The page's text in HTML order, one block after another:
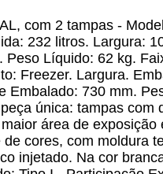
com 2 tampas -
232 litros. Largura:
Peso Líquido: 62 kg.
Freezer. Largura.
Embalado: 730 mm.
única: tampas com
área de
cores, com moldura
injetado. Na cor